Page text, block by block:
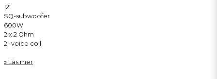
12″
SQ-subwoofer
600W
2 x 2 Ohm
2″ voice coil
Läs mer